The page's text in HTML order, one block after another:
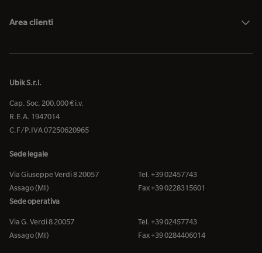
Area clienti
Ubik S.r.l.
Cap. Soc. 200.000 € i.v.
R.E.A. 1947014
C.F/P.IVA 07250620965
Sede legale
Via Giuseppe Verdi 8 20057
Assago (MI)
Tel. +39 02457743
Fax +39 0228315601
Sede operativa
Via G. Verdi 8 20057
Assago (MI)
Tel. +39 02457743
Fax +39 0284406014